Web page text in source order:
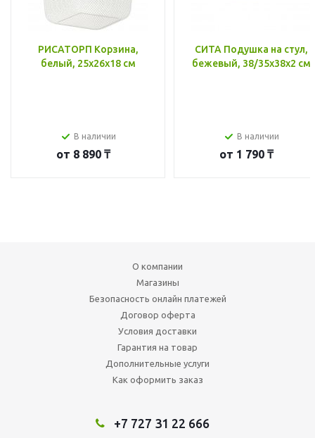
РИСАТОРП Корзина,
белый, 25x26x18 см
В наличии
от 8 890 ₸
СИТА Подушка на стул,
бежевый, 38/35x38x2 см
В наличии
от 1 790 ₸
О компании
Магазины
Безопасность онлайн платежей
Договор оферта
Условия доставки
Гарантия на товар
Дополнительные услуги
Как оформить заказ
+7 727 31 22 666